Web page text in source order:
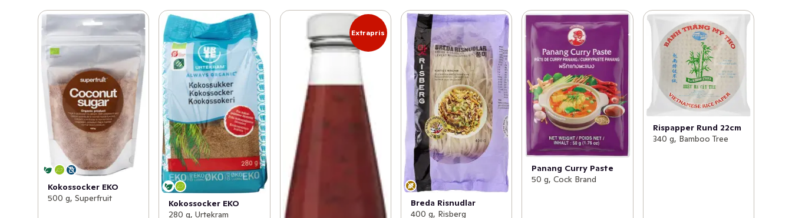
Kokossocker EKO
500 g, Superfruit
Kokossocker EKO
280 g, Urtekram
Extrapris
Breda Risnudlar
400 g, Risberg
Panang Curry Paste
50 g, Cock Brand
Rispapper Rund 22cm
340 g, Bamboo Tree